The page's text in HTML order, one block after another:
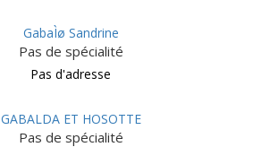
GabaÌø Sandrine
Pas de spécialité
Pas d'adresse
GABALDA ET HOSOTTE
Pas de spécialité